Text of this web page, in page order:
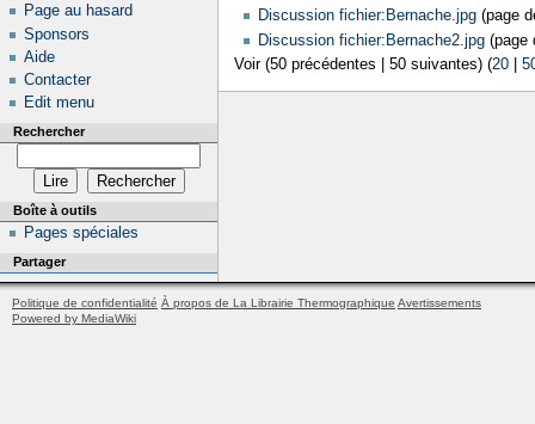
Discussion fichier:Bernache.jpg(page
Discussion fichier:Bernache2.jpg(page
Voir (50 précédentes | 50 suivantes) (20
Page au hasard
Sponsors
Aide
Contacter
Edit menu
Rechercher
Boîte à outils
Pages spéciales
Partager
Politique de confidentialité À propos de La Librairie Thermographique Avertissements
Powered by MediaWiki